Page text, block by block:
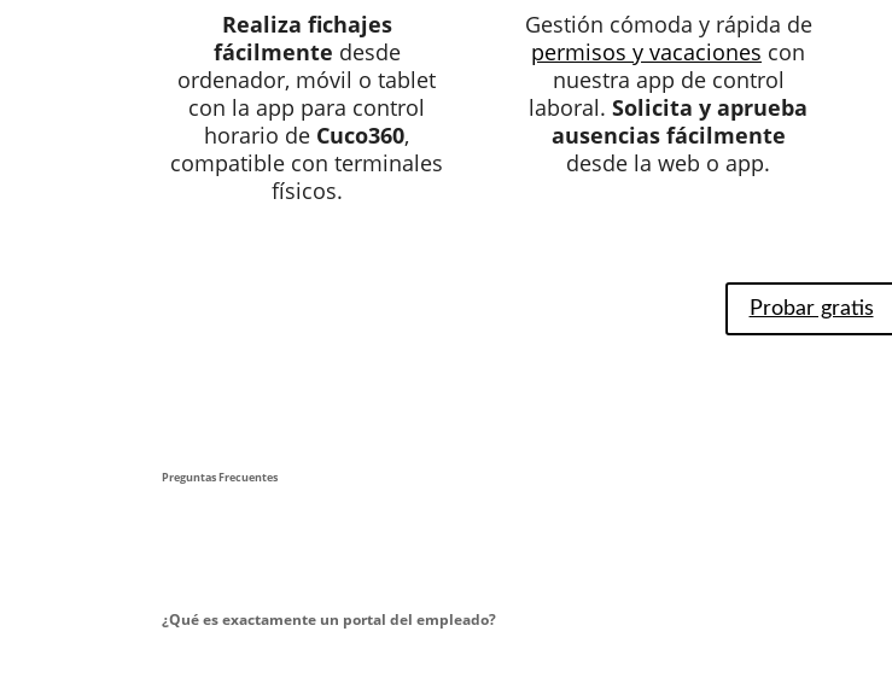
Realiza fichajes
fácilmente desde
ordenador, móvil o tablet
con la app para control
horario de Cuco360,
compatible con terminales
físicos.
Gestión cómoda y rápida de
permisos y vacaciones con
nuestra app de control
laboral.Solicita y aprueba
ausencias fácilmente
desde la web o app.
Probar gratis
Preguntas Frecuentes
¿Qué es exactamente un portal del empleado?